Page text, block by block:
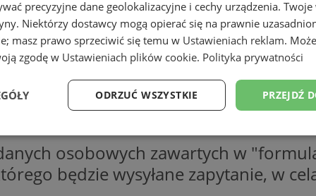
osobowych zawartych w
będzie wysyłane zapytanie, w
precyzyjne dane geolokalizacyjne i cechy urządzenia.
Niektórzy dostawcy mogą opierać się na prawnie
masz prawo sprzeciwić się temu w Ustawieniach reklam.
zgodę w Ustawieniach plików cookie. Polityka prywatności
PRZEJDŹ
ODRZUĆ WSZYSTKIE
Wydajność Targetowanie Funkcjonalność